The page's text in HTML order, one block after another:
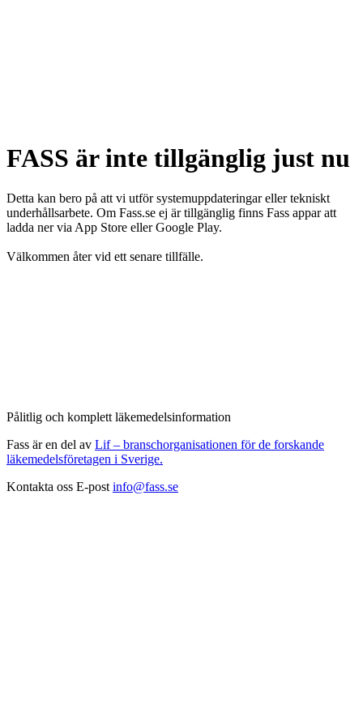
FASS är inte tillgänglig just nu
Detta kan bero på att vi utför systemuppdateringar eller tekniskt
underhållsarbete. Om Fass.se ej är tillgänglig finns Fass appar att
ladda ner via App Store eller Google Play.
Välkommen åter vid ett senare tillfälle.
Pålitlig och komplett läkemedelsinformation
Fass är en del av Lif – branschorganisationen för de forskande
läkemedelsföretagen i Sverige.
Kontakta oss E-post info@fass.se